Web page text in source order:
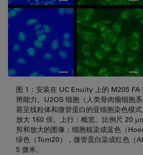
图 1：安装在 UC Enuity 上的 M205 FA
辨能力。U2OS 细胞（人类骨肉瘤细胞
甚至线粒体和微管蛋白的亚细胞染色模
放大 160 倍。上行：概览。比例尺 20
剪和放大的图像；细胞核染成蓝色（
绿色（Tom20），微管蛋白染成红色（
5 微米。